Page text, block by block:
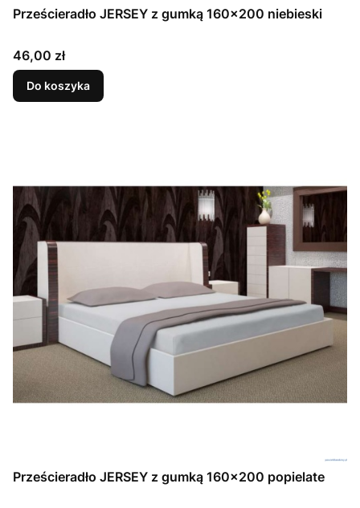
Prześcieradło JERSEY z gumką 160x200 niebieski
Cena
46,00 zł
Do koszyka
Prześcieradło JERSEY z gumką 160x200 popielate